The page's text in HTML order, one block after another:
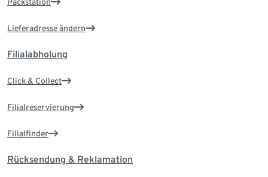
Packstation
Lieferadresse ändern
Filialabholung
Click & Collect
Filialreservierung
Filialfinder
Rücksendung & Reklamation